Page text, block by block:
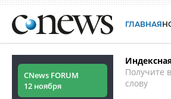
ГЛАВНАЯ
CNews FORUM
12 ноября
Получите
слову